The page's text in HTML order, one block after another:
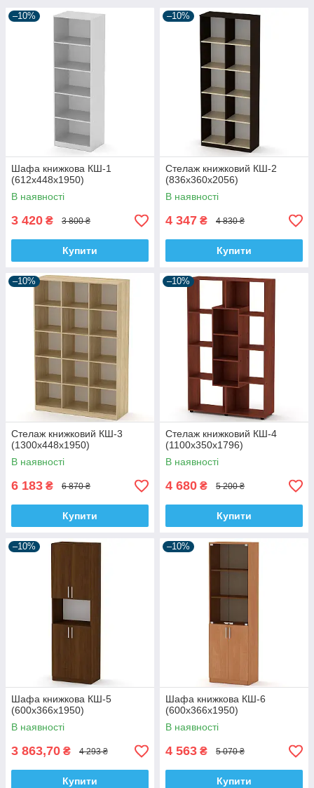
–10%
Шафа книжкова КШ-1
(612x448x1950)
В наявності
3 420 ₴ 3 800 ₴
Купити
–10%
Стелаж книжковий КШ-2
(836x360х2056)
В наявності
4 347 ₴ 4 830 ₴
Купити
–10%
Стелаж книжковий КШ-3
(1300x448x1950)
В наявності
6 183 ₴ 6 870 ₴
Купити
–10%
Стелаж книжковий КШ-4
(1100x350x1796)
В наявності
4 680 ₴ 5 200 ₴
Купити
–10%
Шафа книжкова КШ-5
(600х366x1950)
В наявності
3 863,70 ₴ 4 293 ₴
Купити
–10%
Шафа книжкова КШ-6
(600x366x1950)
В наявності
4 563 ₴ 5 070 ₴
Купити